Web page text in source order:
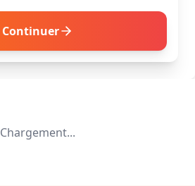
Continuer
Chargement...